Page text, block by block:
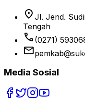
location_on Jl. Jend.
Tengah
phone (0271)
email
Media Sosial